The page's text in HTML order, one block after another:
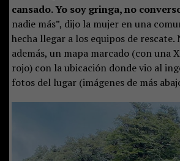
cansado. Yo soy gringa, no
nadie más”, dijo la mujer en una
hecha llegar a los equipos de rescate.
además, un mapa marcado (con una
rojo) con la ubicación donde vio al
fotos del lugar (imágenes de más